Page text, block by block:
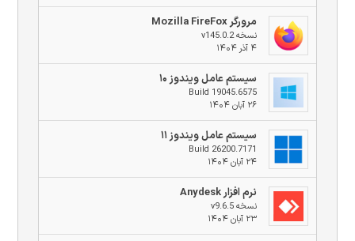
مرورگر Mozilla FireFox
نسخه v145.0.2
۴ آذر ۱۴۰۴
سیستم عامل ویندوز ۱۰
Build 19045.6575
۲۶ آبان ۱۴۰۴
سیستم عامل ویندوز ۱۱
Build 26200.7171
۲۴ آبان ۱۴۰۴
نرم افزار Anydesk
نسخه v9.6.5
۲۳ آبان ۱۴۰۴